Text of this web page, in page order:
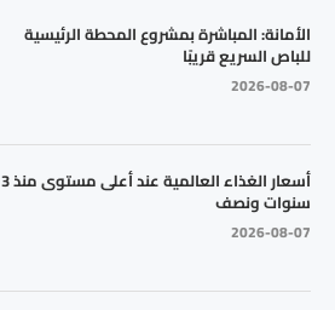
الأمانة: المباشرة بمشروع المحطة الرئيسية
للباص السريع قريبًا
2026-08-07
أسعار الغذاء العالمية عند أعلى مستوى منذ 3
سنوات ونصف
2026-08-07